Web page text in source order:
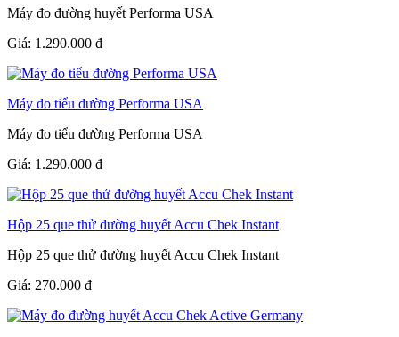
Máy đo đường huyết Performa USA
Giá: 1.290.000 đ
Máy đo tiểu đường Performa USA
Máy đo tiểu đường Performa USA
Giá: 1.290.000 đ
Hộp 25 que thử đường huyết Accu Chek Instant
Hộp 25 que thử đường huyết Accu Chek Instant
Giá: 270.000 đ